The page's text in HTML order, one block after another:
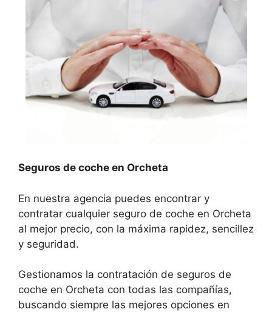
Seguros de coche en Orcheta
En nuestra agencia puedes encontrar y
contratar cualquier seguro de coche en Orcheta
al mejor precio, con la máxima rapidez, sencillez
y seguridad.
Gestionamos la contratación de seguros de
coche en Orcheta con todas las compañías,
buscando siempre las mejores opciones en